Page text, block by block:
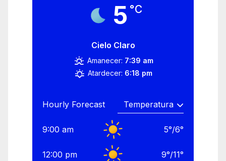
5 °C
Cielo Claro
Amanecer: 7:39 am
Atardecer: 6:18 pm
Hourly Forecast
9:00 am 5°/6°
12:00 pm 9°/11°